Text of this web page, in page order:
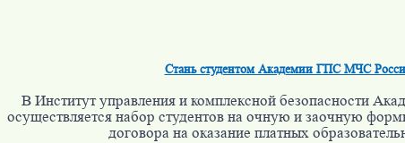
Стань студентом Академии ГПС МЧС
В Институт управления и комплексной безопасности
осуществляется набор студентов на очную и заочную
договора на оказание платных